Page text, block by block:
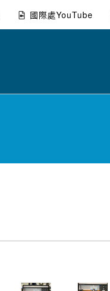
國際處YouTube